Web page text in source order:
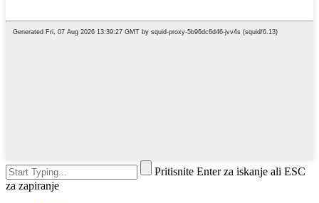
Pritisnite Enter za iskanje ali ESC
za zapiranje